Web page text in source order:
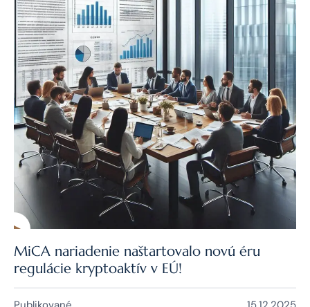
MiCA nariadenie naštartovalo novú éru
regulácie kryptoaktív v EÚ!